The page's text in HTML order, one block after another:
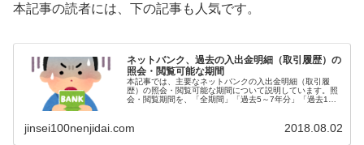
本記事の読者には、下の記事も人気です。
ネットバンク、過去の入出金明細（取引履歴）の
照会・閲覧可能な期間
本記事では、主要なネットバンクの入出金明細（取引履
歴）の照会・閲覧可能な期間について説明しています。照
会・閲覧期間を、「全期間」「過去5～7年分」「過去1年
jinsei100nenjidai.com 2018.08.02